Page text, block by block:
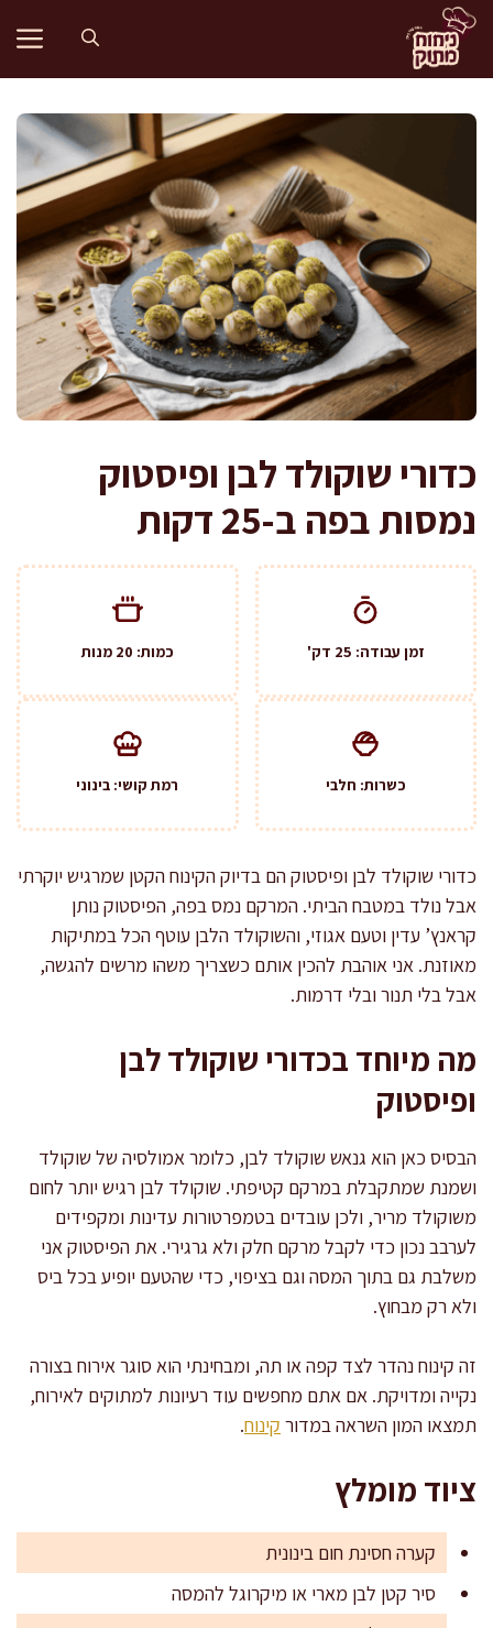
לדלג
לתוכן
כדורי שוקולד לבן ופיסטוק
נמסות בפה ב-25 דקות
זמן עבודה: 25 דק' כמות: 20 מנות
כשרות: חלבי רמת קושי: בינוני
כדורי שוקולד לבן ופיסטוק הם בדיוק הקינוח הקטן שמרגיש יוקרתי
אבל נולד במטבח הביתי. המרקם נמס בפה, הפיסטוק נותן
קראנץ’ עדין וטעם אגוזי, והשוקולד הלבן עוטף הכל במתיקות
מאוזנת. אני אוהבת להכין אותם כשצריך משהו מרשים להגשה,
אבל בלי תנור ובלי דרמות.
מה מיוחד בכדורי שוקולד לבן
ופיסטוק
הבסיס כאן הוא גנאש שוקולד לבן, כלומר אמולסיה של שוקולד
ושמנת שמתקבלת במרקם קטיפתי. שוקולד לבן רגיש יותר לחום
משוקולד מריר, ולכן עובדים בטמפרטורות עדינות ומקפידים
לערבב נכון כדי לקבל מרקם חלק ולא גרגירי. את הפיסטוק אני
משלבת גם בתוך המסה וגם בציפוי, כדי שהטעם יופיע בכל ביס
ולא רק מבחוץ.
זה קינוח נהדר לצד קפה או תה, ומבחינתי הוא סוגר אירוח בצורה
נקייה ומדויקת. אם אתם מחפשים עוד רעיונות למתוקים לאירוח,
תמצאו המון השראה במדור קינוח.
ציוד מומלץ
קערה חסינת חום בינונית
סיר קטן לבן מארי או מיקרוגל להמסה